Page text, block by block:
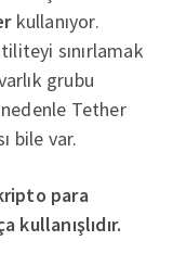
kullanıyor.
sınırlamak
grubu
Tether
bile var.
para